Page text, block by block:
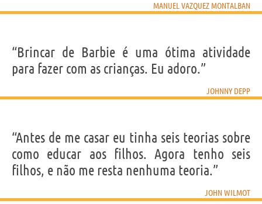
MANUEL VAZQUEZ MONTALBAN
“Brincar de Barbie é uma ótima atividade
para fazer com as crianças. Eu adoro.”
JOHNNY DEPP
“Antes de me casar eu tinha seis teorias sobre
como educar aos filhos. Agora tenho seis
filhos, e não me resta nenhuma teoria.”
JOHN WILMOT